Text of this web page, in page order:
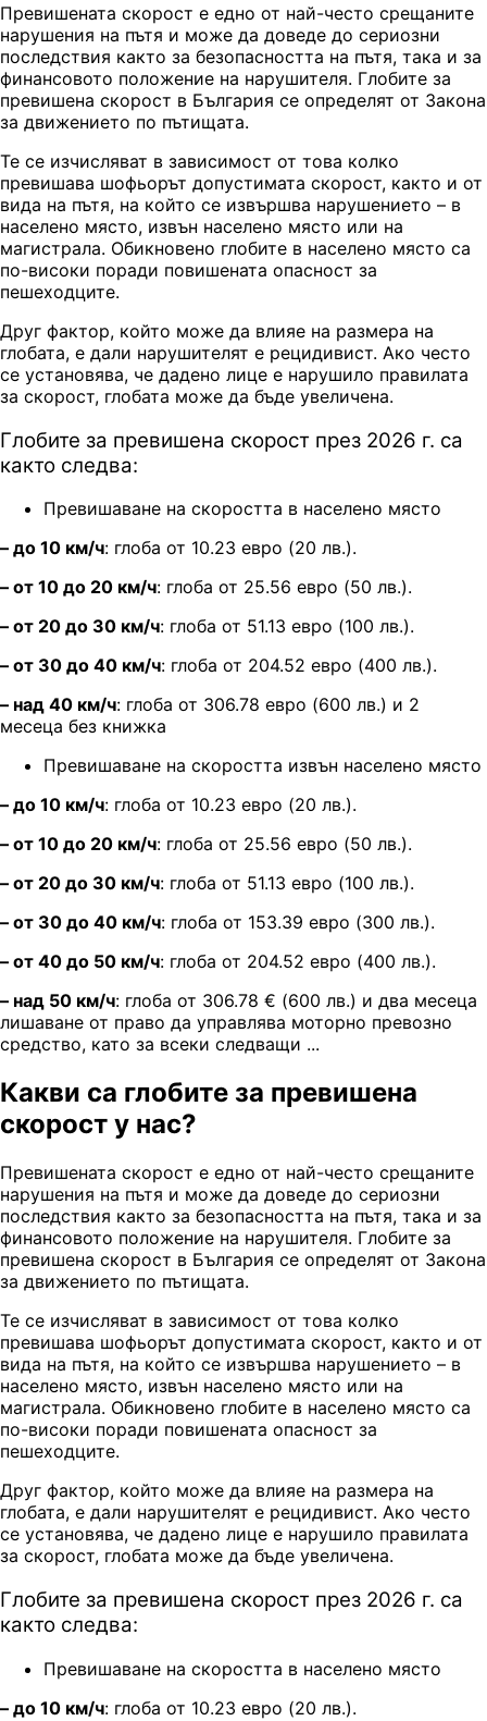
Превишената скорост е едно от най-често срещаните
нарушения на пътя и може да доведе до сериозни
последствия както за безопасността на пътя, така и за
финансовото положение на нарушителя. Глобите за
превишена скорост в България се определят от Закона
за движението по пътищата.
Те се изчисляват в зависимост от това колко
превишава шофьорът допустимата скорост, както и от
вида на пътя, на който се извършва нарушението – в
населено място, извън населено място или на
магистрала. Обикновено глобите в населено място са
по-високи поради повишената опасност за
пешеходците.
Друг фактор, който може да влияе на размера на
глобата, е дали нарушителят е рецидивист. Ако често
се установява, че дадено лице е нарушило правилата
за скорост, глобата може да бъде увеличена.
Глобите за превишена скорост през 2026 г. са
както следва:
Превишаване на скоростта в населено място
– до 10 км/ч: глоба от 10.23 евро (20 лв.).
– от 10 до 20 км/ч: глоба от 25.56 евро (50 лв.).
– от 20 до 30 км/ч: глоба от 51.13 евро (100 лв.).
– от 30 до 40 км/ч: глоба от 204.52 евро (400 лв.).
– над 40 км/ч: глоба от 306.78 евро (600 лв.) и 2
месеца без книжка
Превишаване на скоростта извън населено място
– до 10 км/ч: глоба от 10.23 евро (20 лв.).
– от 10 до 20 км/ч: глоба от 25.56 евро (50 лв.).
– от 20 до 30 км/ч: глоба от 51.13 евро (100 лв.).
– от 30 до 40 км/ч: глоба от 153.39 евро (300 лв.).
– от 40 до 50 км/ч: глоба от 204.52 евро (400 лв.).
– над 50 км/ч: глоба от 306.78 € (600 лв.) и два месеца
лишаване от право да управлява моторно превозно
средство, като за всеки следващи ...
Какви са глобите за превишена
скорост у нас?
Превишената скорост е едно от най-често срещаните
нарушения на пътя и може да доведе до сериозни
последствия както за безопасността на пътя, така и за
финансовото положение на нарушителя. Глобите за
превишена скорост в България се определят от Закона
за движението по пътищата.
Те се изчисляват в зависимост от това колко
превишава шофьорът допустимата скорост, както и от
вида на пътя, на който се извършва нарушението – в
населено място, извън населено място или на
магистрала. Обикновено глобите в населено място са
по-високи поради повишената опасност за
пешеходците.
Друг фактор, който може да влияе на размера на
глобата, е дали нарушителят е рецидивист. Ако често
се установява, че дадено лице е нарушило правилата
за скорост, глобата може да бъде увеличена.
Глобите за превишена скорост през 2026 г. са
както следва:
Превишаване на скоростта в населено място
– до 10 км/ч: глоба от 10.23 евро (20 лв.).